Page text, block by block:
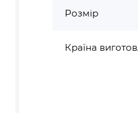
Розмір
Країна